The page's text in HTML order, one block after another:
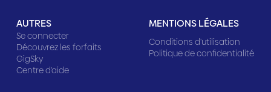
AUTRES
Se connecter
Découvrez les forfaits
GigSky
Centre d'aide
MENTIONS LÉGALES
Conditions d'utilisation
Politique de confidentialité